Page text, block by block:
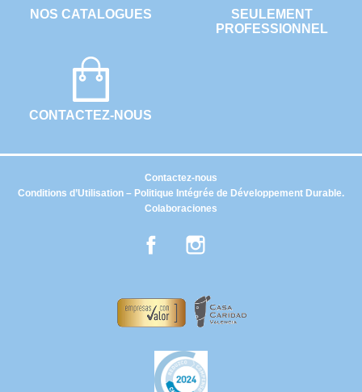
NOS CATALOGUES
CONTACTEZ-NOUS
SEULEMENT
PROFESSIONNEL
Conditions d’Utilisation – Politique Intégrée de Développement Durable.
Colaboraciones
Contactez-nous
Facebook